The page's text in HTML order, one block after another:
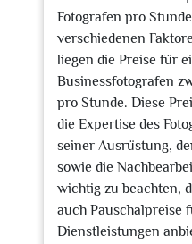
Fotografen pro
verschiedenen
liegen die Preise für
Businessfotografen
pro Stunde. Diese
die Expertise des
seiner Ausrüstung,
sowie die
wichtig zu beachten,
auch Pauschalpreise
Dienstleistungen